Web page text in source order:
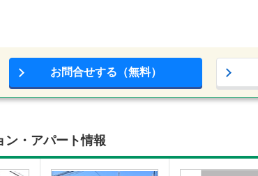
お問合せする（無料）
ン・アパート情報